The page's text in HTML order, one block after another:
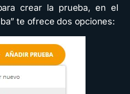
crear la prueba, en el
te ofrece dos opciones: